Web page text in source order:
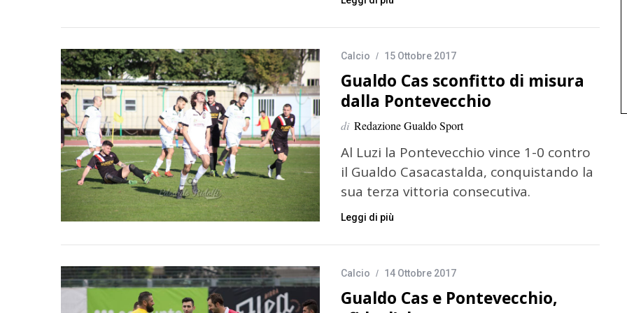
Calcio 15 Ottobre 2017
Gualdo Cas sconfitto di misura
dalla Pontevecchio
di Redazione Gualdo Sport
Al Luzi la Pontevecchio vince 1-0 contro
il Gualdo Casacastalda, conquistando la
sua terza vittoria consecutiva.
Leggi di più
Calcio 14 Ottobre 2017
Gualdo Cas e Pontevecchio,